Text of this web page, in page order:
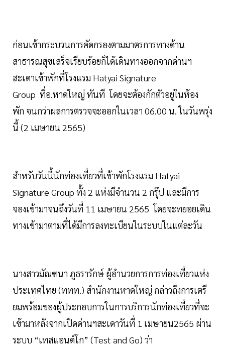
ก่อนเข้ากระบวนการคัดกรองตามมาตรการทางด้าน
สาธารณสุขเสร็จเรียบร้อยก็ได้เดินทางออกจากด่านฯ
สะเดาเข้าพักที่โรงแรม Hatyai Signature
Group ที่อ.หาดใหญ่ ทันที โดยจะต้องกักตัวอยู่ในห้อง
พัก จนกว่าผลการตรวจจะออกในเวลา 06.00 น. ในวันพรุ่ง
นี้ (2 เมษายน 2565)
สำหรับวันนี้นักท่องเที่ยวที่เข้าพักโรงแรม Hatyai
Signature Group ทั้ง 2 แห่งมีจำนวน 2 กรุ๊ป และมีการ
จองเข้ามาจนถึงวันที่ 11 เมษายน 2565 โดยจะทยอยเดิน
ทางเข้ามาตามที่ได้มีการลงทะเบียนในระบบในแต่ละวัน
นางสาวมัณฑนา ภูธรารักษ์ ผู้อำนวยการการท่องเที่ยวแห่ง
ประเทศไทย (ททท.) สำนักงานหาดใหญ่ กล่าวถึงการเตรี
ยมพร้อมของผู้ประกอบการในการบริการนักท่องเที่ยวที่จะ
เข้ามาหลังจากเปิดด่านฯสะเดาวันที่ 1 เมษายน2565 ผ่าน
ระบบ “เทสแอนด์โก” (Test and Go) ว่า